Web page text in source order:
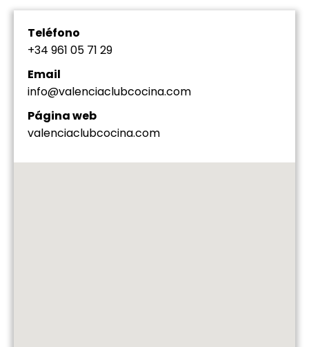
Teléfono
+34 961 05 71 29
Email
info@valenciaclubcocina.com
Página web
valenciaclubcocina.com